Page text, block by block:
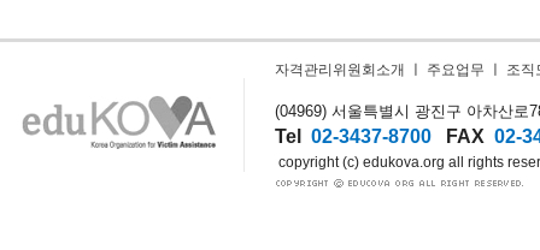
자격관리위원회소개 주요업무 조직
(04969) 서울특별시 광진구 아차산로
Tel 02-3437-8700 FAX 02-
copyright (c) edukova.org all rights